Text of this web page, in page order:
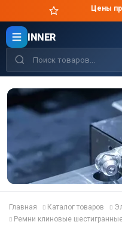
Цены
INNER
Главная Каталог товаров
Ремни клиновые